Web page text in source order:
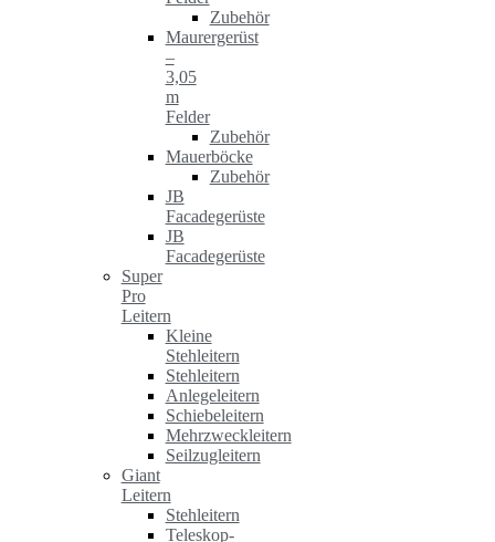
Zubehör
Maurergerüst
–
3,05
m
Felder
Zubehör
Mauerböcke
Zubehör
JB
Facadegerüste
JB
Facadegerüste
Super
Pro
Leitern
Kleine
Stehleitern
Stehleitern
Anlegeleitern
Schiebeleitern
Mehrzweckleitern
Seilzugleitern
Giant
Leitern
Stehleitern
Teleskop-